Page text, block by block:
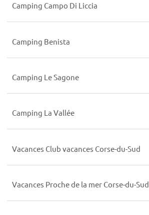
Camping Campo Di Liccia
Camping Benista
Camping Le Sagone
Camping La Vallée
Vacances Club vacances Corse-du-Sud
Vacances Proche de la mer Corse-du-Sud